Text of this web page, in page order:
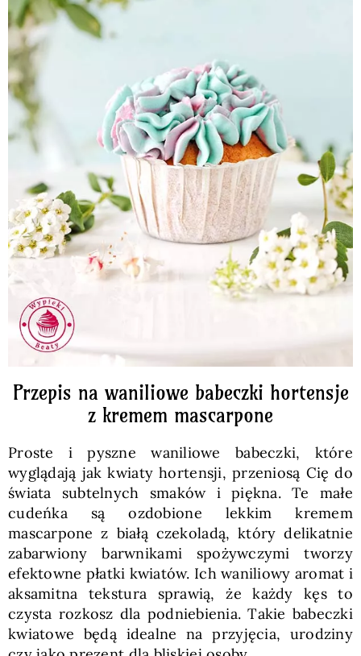
Zdrowo i fit
Kuchnie świata
SKLEP
Polski
Przepis na waniliowe babeczki hortensje
z kremem mascarpone
Proste i pyszne waniliowe babeczki, które
wyglądają jak kwiaty hortensji, przeniosą Cię do
świata subtelnych smaków i piękna. Te małe
cudeńka są ozdobione lekkim kremem
mascarpone z białą czekoladą, który delikatnie
zabarwiony barwnikami spożywczymi tworzy
efektowne płatki kwiatów. Ich waniliowy aromat i
aksamitna tekstura sprawią, że każdy kęs to
czysta rozkosz dla podniebienia. Takie babeczki
kwiatowe będą idealne na przyjęcia, urodziny